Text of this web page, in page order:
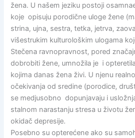
žena. U našem jeziku postoji
koje opisuju porodične uloge žene
strina, ujna, sestra, tetka, jetrva,
višestrukim kulturološkim ulogama
Stečena ravnopravnost, pored
dobrobiti žene, umnožila je i
kojima danas žena živi. U njenu
očekivanja od sredine (porodice,
se medjusobno dopunjavaju i
stalnom narastanju stresa u životu
okidač depresije.
Posebno su opterećene ako su